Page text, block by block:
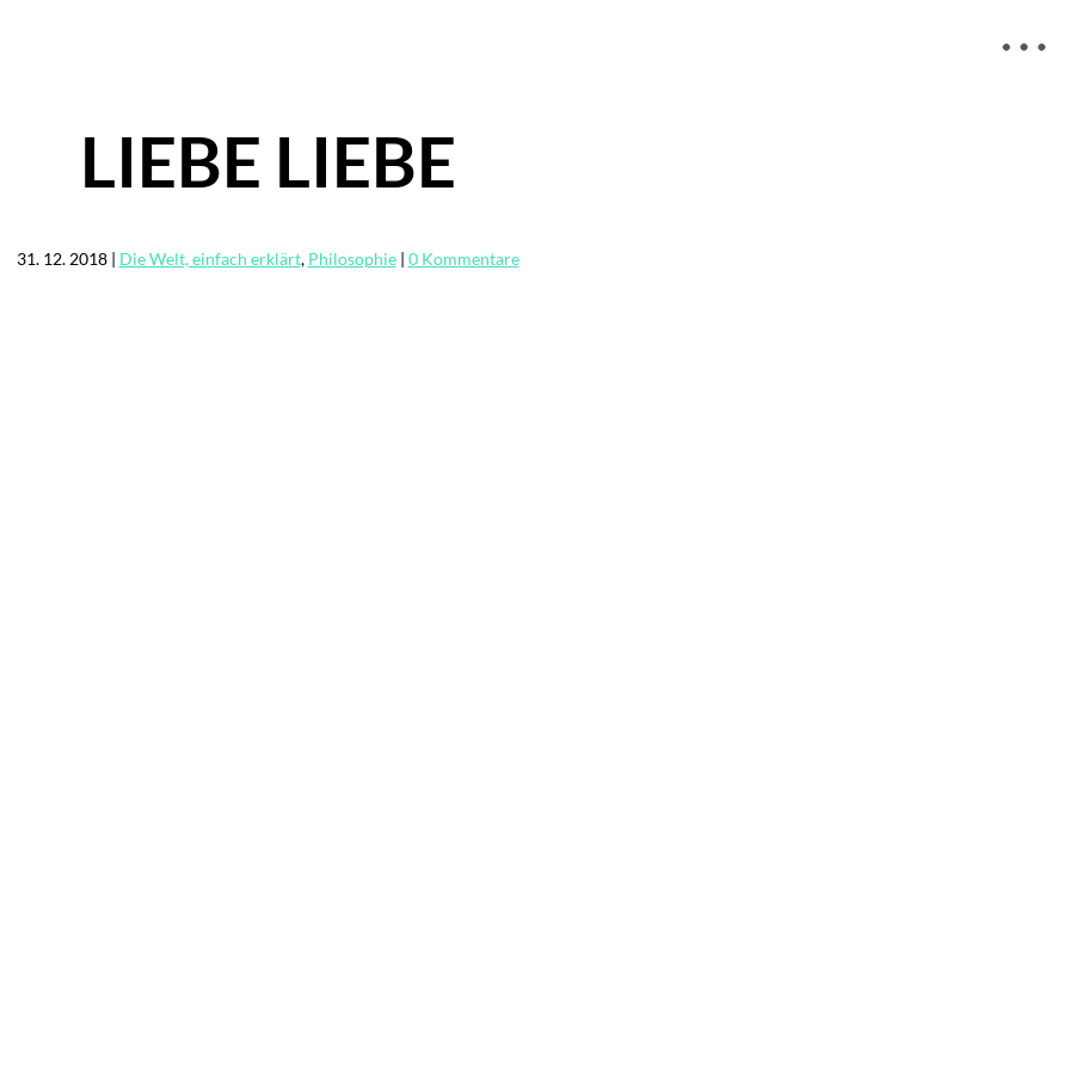
LIEBE LIEBE
31. 12. 2018| Die Welt, einfach erklärt, Philosophie| 0 Kommentare